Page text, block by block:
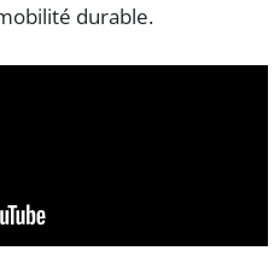
durable.